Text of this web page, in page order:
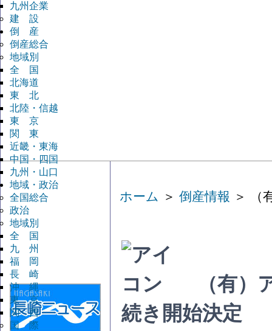
九州企業
建 設
倒 産
倒産総合
地域別
全 国
北海道
東 北
北陸・信越
東 京
関 東
近畿・東海
中国・四国
九州・山口
地域・政治
全国総合
政治
地域別
全 国
九 州
福 岡
長 崎
沖 縄
東 京
関 西
国 際
ホーム ＞ 倒産情報 ＞ （
（有）
続き開始決定